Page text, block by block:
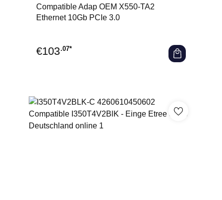
Durchschnittliche Bewertung von 0 von 5 Sternen
Compatible Adap OEM X550-TA2
Ethernet 10Gb PCIe 3.0
€103.07*